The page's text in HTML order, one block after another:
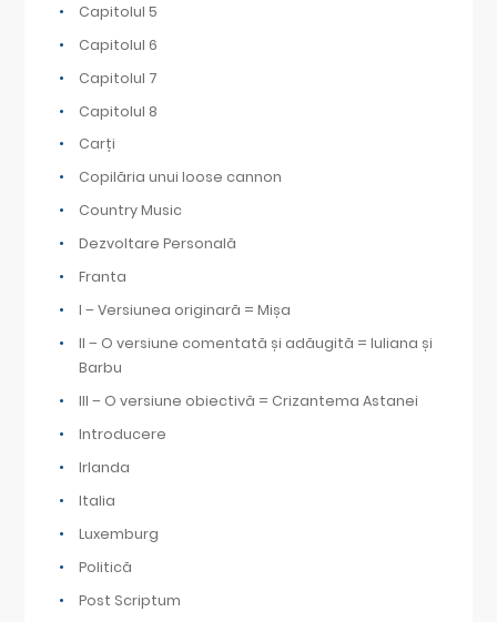
Capitolul 5
Capitolul 6
Capitolul 7
Capitolul 8
Carți
Copilăria unui loose cannon
Country Music
Dezvoltare Personală
Franta
I – Versiunea originară = Mișa
II – O versiune comentată și adăugită = Iuliana și
Barbu
III – O versiune obiectivă = Crizantema Astanei
Introducere
Irlanda
Italia
Luxemburg
Politică
Post Scriptum